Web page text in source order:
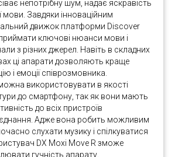
непотрібну шум, надає яскравість
мови. Завдяки інноваційним
движок платформи Discover
ключові нюанси мови і
з різних джерел. Навіть в складних
ці апарати дозволяють краще
і емоції співрозмовника.
використовувати в якості
до смартфону, так як вони мають
до всіх пристроїв
Адже вона робить можливим
слухати музику і спілкуватися
DX Moxi Move R зможе
гучність апарату,